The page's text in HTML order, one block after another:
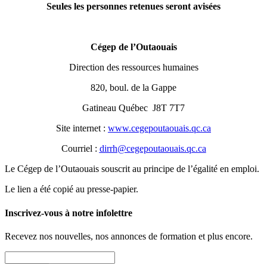
Seules les personnes retenues seront avisées
Cégep de l’Outaouais
Direction des ressources humaines
820, boul. de la Gappe
Gatineau Québec J8T 7T7
Site internet : www.cegepoutaouais.qc.ca
Courriel : dirrh@cegepoutaouais.qc.ca
Le Cégep de l’Outaouais souscrit au principe de l’égalité en emploi.
Le lien a été copié au presse-papier.
Inscrivez-vous à notre infolettre
Recevez nos nouvelles, nos annonces de formation et plus encore.